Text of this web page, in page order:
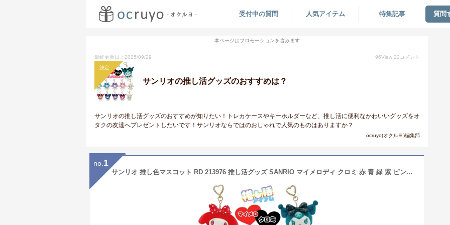
受付中の質問 人気アイテム 特集記事 質問
本ページはプロモーションを含みます
最終更新日：2025/09/29 96View 22 コメント
決定
サンリオの推し活グッズのおすすめは？
サンリオの推し活グッズのおすすめが知りたい！トレカケースやキーホルダーなど、推し活に便利なかわいいグッズをオ
タクの友達へプレゼントしたいです！サンリオならではのおしゃれで人気のものはありますか？
ocruyo(オクルヨ)編集部
no. 1
サンリオ 推し色マスコット RD 213976 推し活グッズ SANRIO マイメロディ クロミ 赤 青 緑 紫 ピンク 白